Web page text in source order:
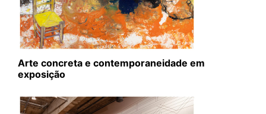
Arte concreta e contemporaneidade em
exposição